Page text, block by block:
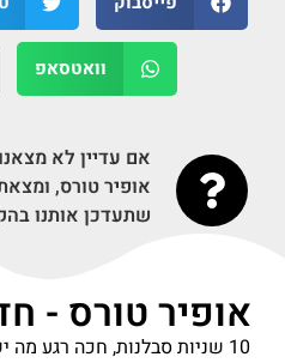
וואטסאפ
אם עדיין לא
אופיר טורס,
שתעדכן אותנו
אופיר טורס -
10 שניות סבלנות, חכה רגע מה יש, אוספים לך את החדשות…